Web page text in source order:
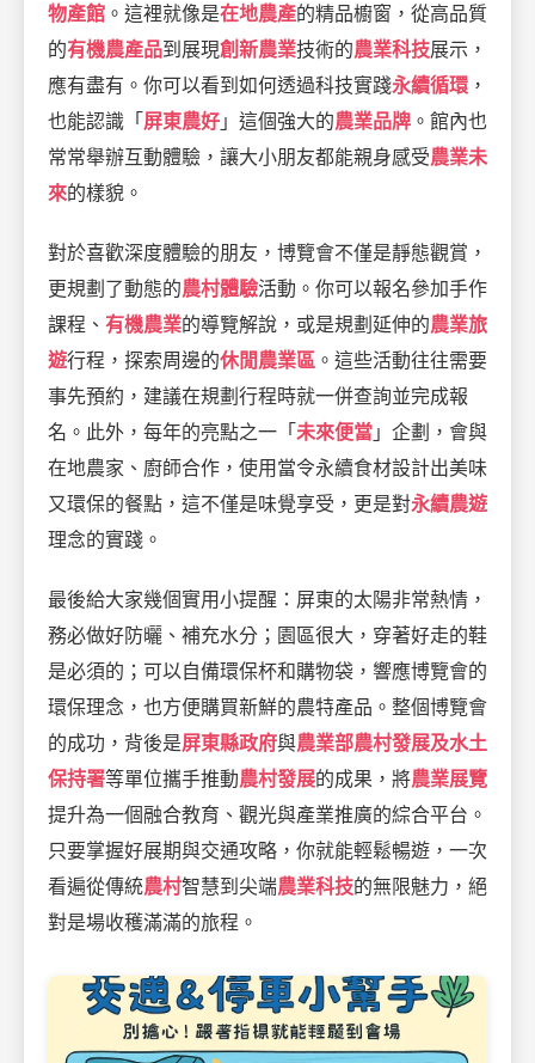
物產館 。這裡就像是在地農產的精品櫥窗，從高品質
的有機農產品到展現創新農業技術的農業科技展示，
應有盡有。你可以看到如何透過科技實踐永續循環 ，
也能認識「 屏東農好 」這個強大的農業品牌 。館內也
常常舉辦互動體驗，讓大小朋友都能親身感受農業未
來的樣貌。
對於喜歡深度體驗的朋友，博覽會不僅是靜態觀賞，
更規劃了動態的農村體驗活動。你可以報名參加手作
課程、 有機農業的導覽解說，或是規劃延伸的農業旅
遊行程，探索周邊的休閒農業區 。這些活動往往需要
事先預約，建議在規劃行程時就一併查詢並完成報
名。此外，每年的亮點之一「 未來便當 」企劃，會與
在地農家、廚師合作，使用當令永續食材設計出美味
又環保的餐點，這不僅是味覺享受，更是對永續農遊
理念的實踐。
最後給大家幾個實用小提醒：屏東的太陽非常熱情，
務必做好防曬、補充水分；園區很大，穿著好走的鞋
是必須的；可以自備環保杯和購物袋，響應博覽會的
環保理念，也方便購買新鮮的農特產品。整個博覽會
的成功，背後是屏東縣政府與農業部農村發展及水土
保持署等單位攜手推動農村發展的成果，將農業展覽
提升為一個融合教育、觀光與產業推廣的綜合平台。
只要掌握好展期與交通攻略，你就能輕鬆暢遊，一次
看遍從傳統農村智慧到尖端農業科技的無限魅力，絕
對是場收穫滿滿的旅程。